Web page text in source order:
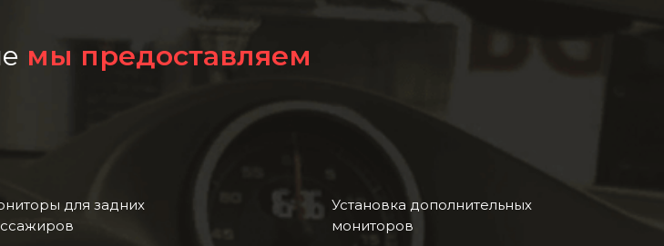
мы предоставляем
Установка дополнительных
мониторов
для задних